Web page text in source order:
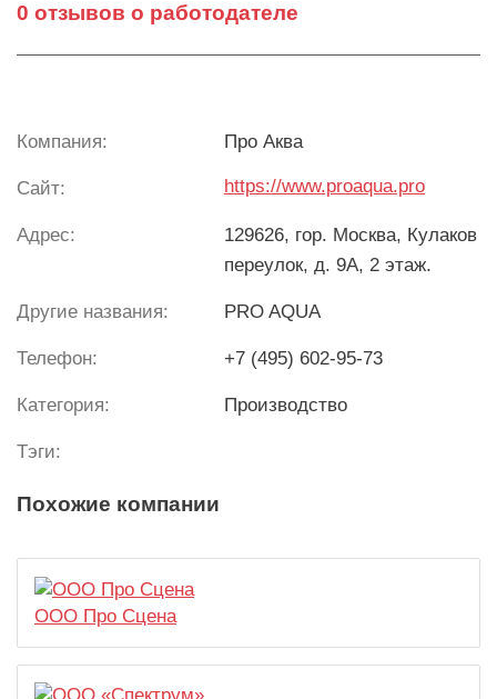
0 отзывов о работодателе
Компания: Про Аква
Сайт: https://www.proaqua.pro
Адрес:
129626, гор. Москва, Кулаков
переулок, д. 9А, 2 этаж.
Другие названия: PRO AQUA
Телефон: +7 (495) 602-95-73
Категория: Производство
Тэги:
Похожие компании
ООО Про Сцена